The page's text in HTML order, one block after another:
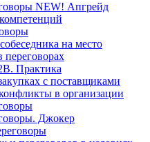
NEW! Апгрейд
на место
Практика
с поставщиками
в организации
Джокер